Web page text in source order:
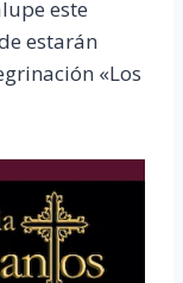
este
estarán
«Los